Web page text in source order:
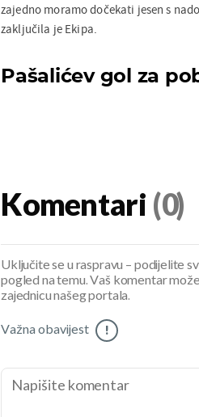
zajedno moramo dočekati jesen s
zaključila je Ekipa.
Pašalićev gol za
Komentari (0)
Uključite se u raspravu – podijelite
pogled na temu. Vaš komentar
zajednicu našeg portala.
Važna obavijest !